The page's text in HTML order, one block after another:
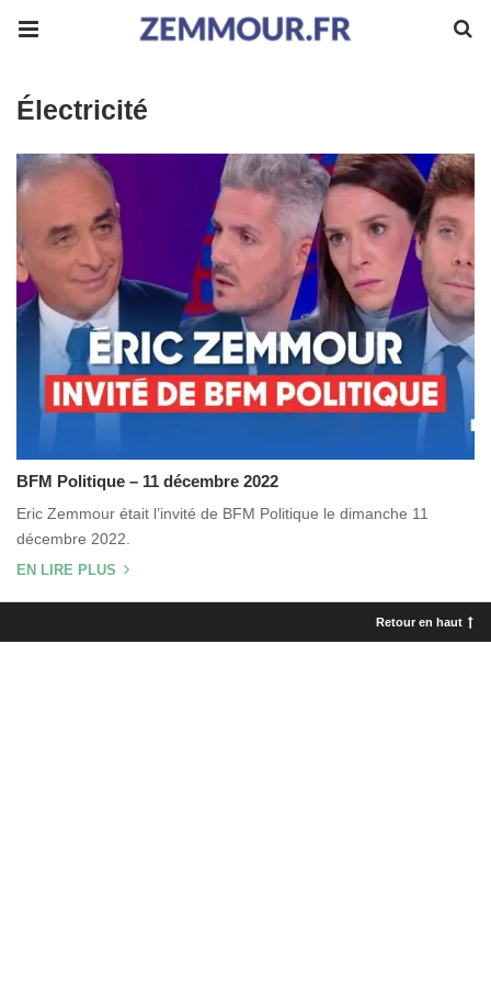
Électricité
BFM Politique – 11 décembre 2022
Eric Zemmour était l’invité de BFM Politique le dimanche 11
décembre 2022.
EN LIRE PLUS
Retour en haut